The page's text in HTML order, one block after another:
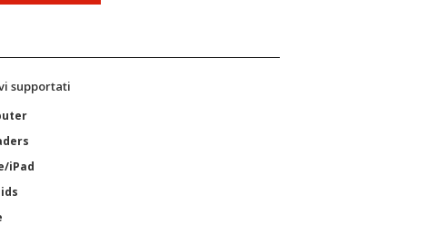
supportati
iPad